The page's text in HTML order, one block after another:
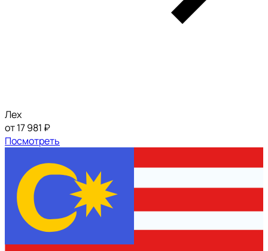
Лех
от 17 981 ₽
Посмотреть